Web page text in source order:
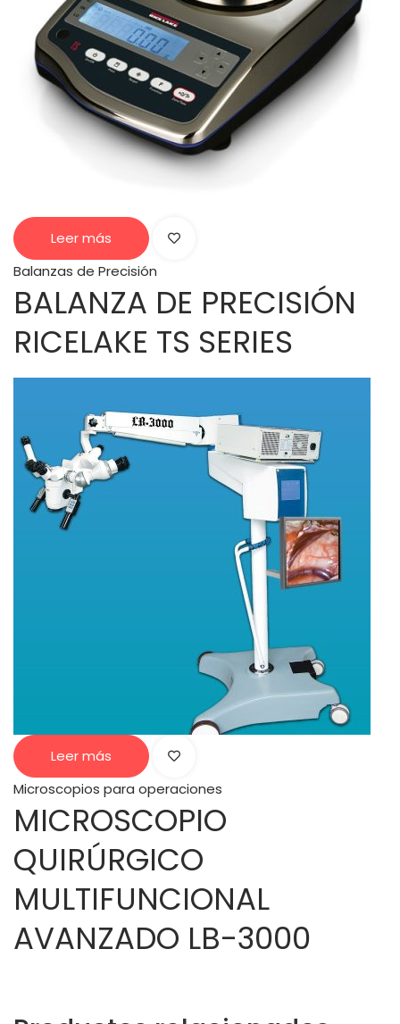
Leer más
Balanzas de Precisión
BALANZA DE PRECISIÓN
RICELAKE TS SERIES
Leer más
Microscopios para operaciones
MICROSCOPIO
QUIRÚRGICO
MULTIFUNCIONAL
AVANZADO LB-3000